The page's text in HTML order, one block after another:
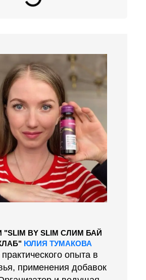
BY SLIM СЛИМ БАЙ
ЮЛИЯ ТУМАКОВА
опыта в
применения добавок